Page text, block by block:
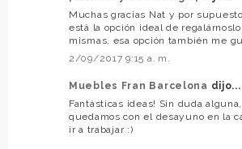
Muchas gracias Nat y por
está la opción ideal de
mismas, esa opción también me
2/09/2017 9:15 a. m.
Muebles Fran Barcelona dijo...
Fantásticas ideas! Sin duda
quedamos con el desayuno en la
ir a trabajar :)